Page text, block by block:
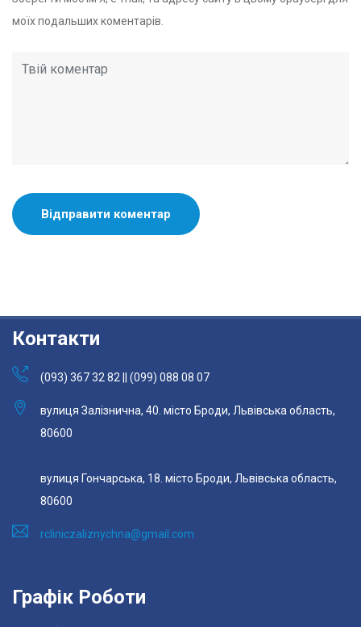
моїх подальших коментарів.
Контакти
(093) 367 32 82 || (099) 088 08 07
вулиця Залізнична, 40. місто Броди, Львівська область,
80600
вулиця Гончарська, 18. місто Броди, Львівська область,
80600
rcliniczaliznychna@gmail.com
Графік Роботи